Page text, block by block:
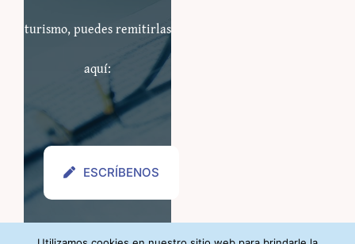
turismo, puedes remitirlas
aquí:
ESCRÍBENOS